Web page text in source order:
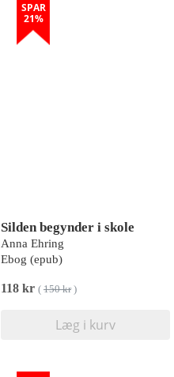
SPAR
21%
Silden begynder i skole
Anna Ehring
Ebog (epub)
118 kr ( 150 kr)
Læg i kurv